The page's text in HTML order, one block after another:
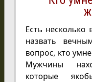
Есть
назвать
вопрос, кто
Мужчины
которые